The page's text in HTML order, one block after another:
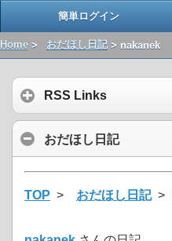
簡単ログイン
Home > おだほし日記> nakanek
RSS Links
おだほし日記
TOP > おだほし日記>